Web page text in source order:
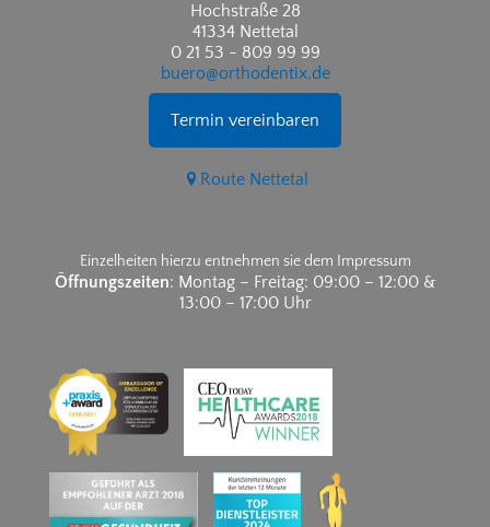
Hochstraße 28
41334 Nettetal
0 21 53 - 809 99 99
buero@orthodentix.de
Termin vereinbaren
Route Nettetal
Einzelheiten hierzu entnehmen sie dem Impressum
Öffnungszeiten: Montag – Freitag: 09:00 – 12:00 &
13:00 – 17:00 Uhr